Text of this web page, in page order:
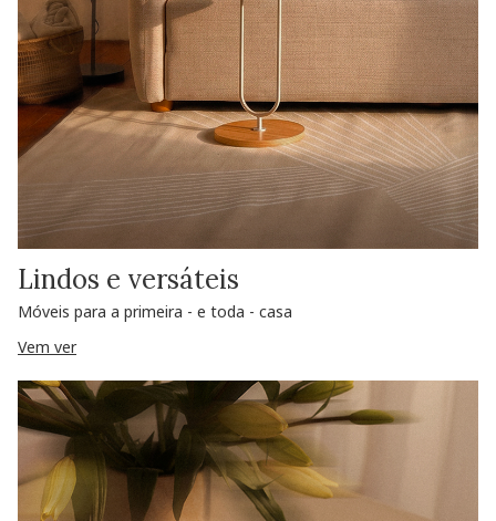
Lindos e versáteis
Móveis para a primeira - e toda - casa
Vem ver